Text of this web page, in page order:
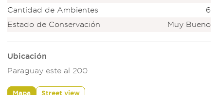
Cantidad de Ambientes
6
Estado de Conservación
Muy Bueno
Ubicación
Paraguay este al 200
Mapa Street view